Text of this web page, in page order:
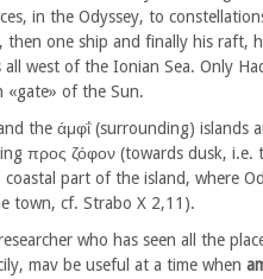
in the Odyssey, to
then one ship and finally his raft,
west of the Ionian Sea. Only
«gate» of the Sun.
the άμφΐ (surrounding) islands
προς ζόφον (towards dusk, i.e.
part of the island, where
town, cf. Strabo X 2,11).
who has seen all the
mav be useful at a time when